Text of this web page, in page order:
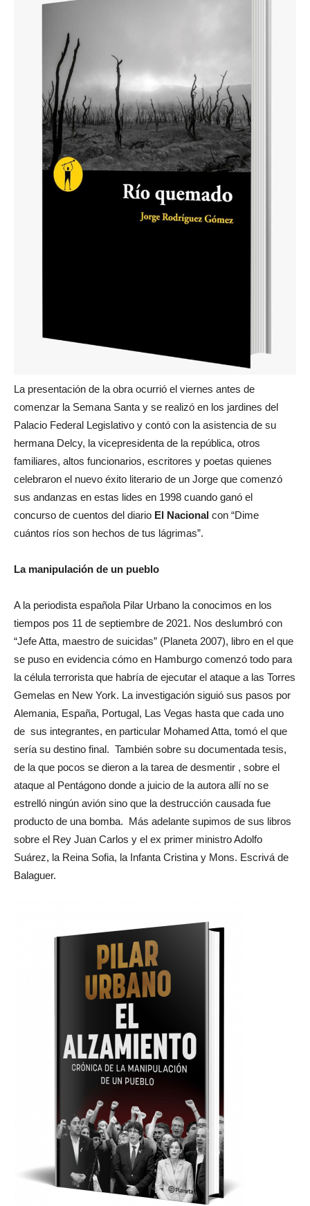
La presentación de la obra ocurrió el viernes antes de
comenzar la Semana Santa y se realizó en los jardines del
Palacio Federal Legislativo y contó con la asistencia de su
hermana Delcy, la vicepresidenta de la república, otros
familiares, altos funcionarios, escritores y poetas quienes
celebraron el nuevo éxito literario de un Jorge que comenzó
sus andanzas en estas lides en 1998 cuando ganó el
concurso de cuentos del diario El Nacional con “Dime
cuántos ríos son hechos de tus lágrimas”.
La manipulación de un pueblo
A la periodista española Pilar Urbano la conocimos en los
tiempos pos 11 de septiembre de 2021. Nos deslumbró con
“Jefe Atta, maestro de suicidas” (Planeta 2007), libro en el que
se puso en evidencia cómo en Hamburgo comenzó todo para
la célula terrorista que habría de ejecutar el ataque a las Torres
Gemelas en New York. La investigación siguió sus pasos por
Alemania, España, Portugal, Las Vegas hasta que cada uno
de sus integrantes, en particular Mohamed Atta, tomó el que
sería su destino final. También sobre su documentada tesis,
de la que pocos se dieron a la tarea de desmentir , sobre el
ataque al Pentágono donde a juicio de la autora allí no se
estrelló ningún avión sino que la destrucción causada fue
producto de una bomba. Más adelante supimos de sus libros
sobre el Rey Juan Carlos y el ex primer ministro Adolfo
Suárez, la Reina Sofia, la Infanta Cristina y Mons. Escrivá de
Balaguer.